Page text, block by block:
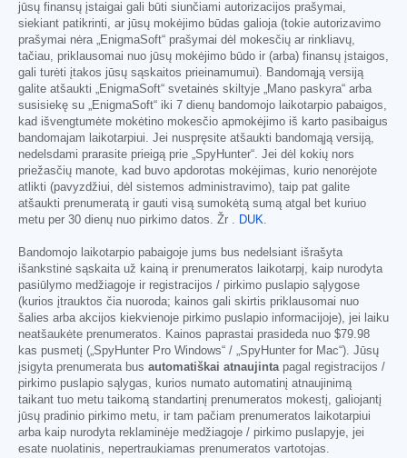
jūsų finansų įstaigai gali būti siunčiami autorizacijos prašymai,
siekiant patikrinti, ar jūsų mokėjimo būdas galioja (tokie autorizavimo
prašymai nėra „EnigmaSoft“ prašymai dėl mokesčių ar rinkliavų,
tačiau, priklausomai nuo jūsų mokėjimo būdo ir (arba) finansų įstaigos,
gali turėti įtakos jūsų sąskaitos prieinamumui). Bandomąją versiją
galite atšaukti „EnigmaSoft“ svetainės skiltyje „Mano paskyra“ arba
susisiekę su „EnigmaSoft“ iki 7 dienų bandomojo laikotarpio pabaigos,
kad išvengtumėte mokėtino mokesčio apmokėjimo iš karto pasibaigus
bandomajam laikotarpiui. Jei nuspręsite atšaukti bandomąją versiją,
nedelsdami prarasite prieigą prie „SpyHunter“. Jei dėl kokių nors
priežasčių manote, kad buvo apdorotas mokėjimas, kurio nenorėjote
atlikti (pavyzdžiui, dėl sistemos administravimo), taip pat galite
atšaukti prenumeratą ir gauti visą sumokėtą sumą atgal bet kuriuo
metu per 30 dienų nuo pirkimo datos. Žr . DUK.
Bandomojo laikotarpio pabaigoje jums bus nedelsiant išrašyta
išankstinė sąskaita už kainą ir prenumeratos laikotarpį, kaip nurodyta
pasiūlymo medžiagoje ir registracijos / pirkimo puslapio sąlygose
(kurios įtrauktos čia nuoroda; kainos gali skirtis priklausomai nuo
šalies arba akcijos kiekvienoje pirkimo puslapio informacijoje), jei laiku
neatšaukėte prenumeratos. Kainos paprastai prasideda nuo $79.98
kas pusmetį („SpyHunter Pro Windows“ / „SpyHunter for Mac“). Jūsų
įsigyta prenumerata bus automatiškai atnaujintapagal registracijos /
pirkimo puslapio sąlygas, kurios numato automatinį atnaujinimą
taikant tuo metu taikomą standartinį prenumeratos mokestį, galiojantį
jūsų pradinio pirkimo metu, ir tam pačiam prenumeratos laikotarpiui
arba kaip nurodyta reklaminėje medžiagoje / pirkimo puslapyje, jei
esate nuolatinis, nepertraukiamas prenumeratos vartotojas.